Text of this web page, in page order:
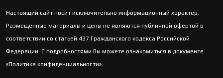
Настоящий сайт носит исключительно информационный характер.
Размещенные материалы и цены не являются публичной офертой в
соответствии со статьей 437 Гражданского кодекса Российской
Федерации. С подробностями Вы можете ознакомиться в документе
«Политика конфиденциальности».